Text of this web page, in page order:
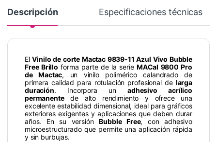
Descripción Especificaciones técnicas
ElVinilo de corte Mactac 9839-11 Azul Vivo Bubble
Free Brillo forma parte de la serie MACal 9800 Pro
de Mactac, un vinilo polimérico calandrado de
primera calidad para rotulación profesional de larga
duración. Incorpora un adhesivo acrílico
permanentede alto rendimiento y ofrece una
excelente estabilidad dimensional, ideal para gráficos
exteriores exigentes y aplicaciones que deben durar
años. En su versiónBubble Free, con adhesivo
microestructurado que permite una aplicación rápida
y sin burbujas.